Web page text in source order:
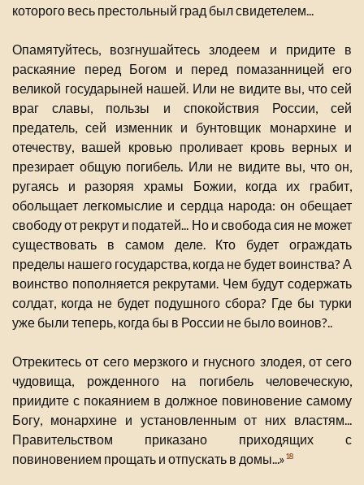
которого весь престольный град был свидетелем...
Опамятуйтесь, возгнушайтесь злодеем и придите в
раскаяние перед Богом и перед помазанницей его
великой государыней нашей. Или не видите вы, что сей
враг славы, пользы и спокойствия России, сей
предатель, сей изменник и бунтовщик монархине и
отечеству, вашей кровью проливает кровь верных и
презирает общую погибель. Или не видите вы, что он,
ругаясь и разоряя храмы Божии, когда их грабит,
обольщает легкомыслие и сердца народа: он обещает
свободу от рекрут и податей... Но и свобода сия не может
существовать в самом деле. Кто будет ограждать
пределы нашего государства, когда не будет воинства? А
воинство пополняется рекрутами. Чем будут содержать
солдат, когда не будет подушного сбора? Где бы турки
уже были теперь, когда бы в России не было воинов?..
Отрекитесь от сего мерзкого и гнусного злодея, от сего
чудовища, рожденного на погибель человеческую,
приидите с покаянием в должное повиновение самому
Богу, монархине и установленным от них властям...
Правительством приказано приходящих с
повиновением прощать и отпускать в домы...»18